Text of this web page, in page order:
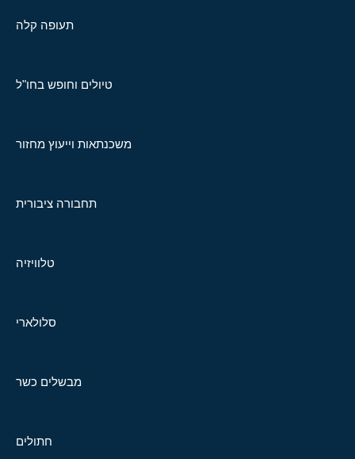
תעופה קלה
טיולים וחופש בחו"ל
משכנתאות וייעוץ מחזור
תחבורה ציבורית
טלוויזיה
סלולארי
מבשלים כשר
חתולים